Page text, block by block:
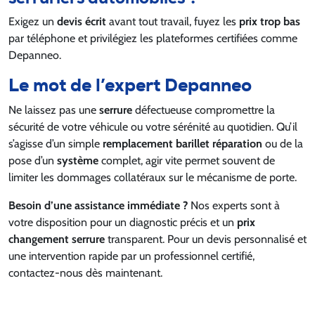
Exigez un devis écrit avant tout travail, fuyez les prix trop bas
par téléphone et privilégiez les plateformes certifiées comme
Depanneo.
Le mot de l’expert Depanneo
Ne laissez pas une serrure défectueuse compromettre la
sécurité de votre véhicule ou votre sérénité au quotidien. Qu’il
s’agisse d’un simple remplacement barillet réparation ou de la
pose d’un système complet, agir vite permet souvent de
limiter les dommages collatéraux sur le mécanisme de porte.
Besoin d’une assistance immédiate ? Nos experts sont à
votre disposition pour un diagnostic précis et un prix
changement serrure transparent. Pour un devis personnalisé et
une intervention rapide par un professionnel certifié,
contactez-nous dès maintenant.